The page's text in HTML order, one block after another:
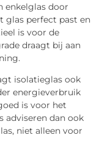
enkelglas door
glas perfect past en
is voor de
draagt bij aan
isolatieglas ook
energieverbruik
is voor het
adviseren dan ook
niet alleen voor